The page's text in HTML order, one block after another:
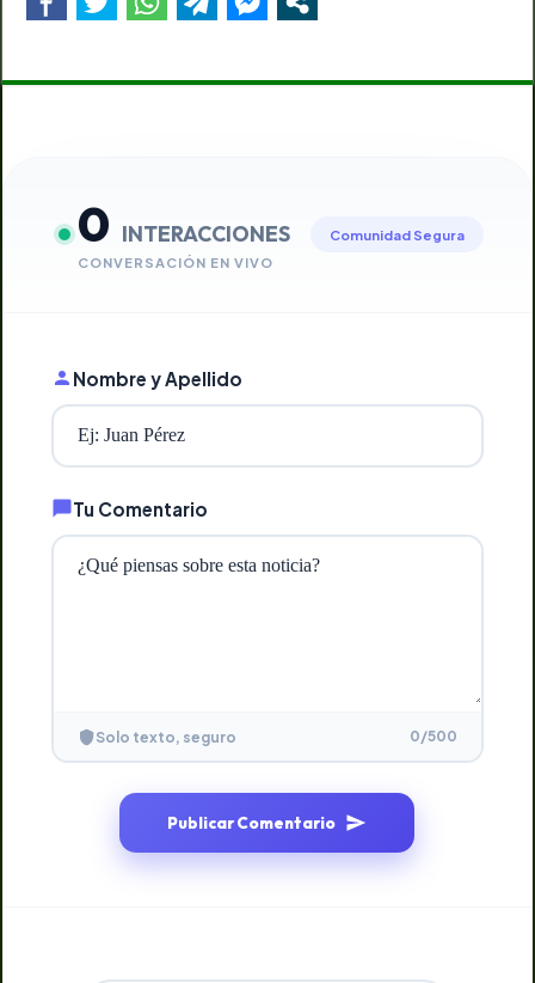
0 INTERACCIONES
CONVERSACIÓN EN VIVO
Comunidad Segura
Nombre y Apellido
Tu Comentario
Solo texto, seguro 0/500
Publicar Comentario